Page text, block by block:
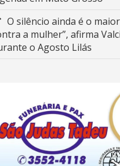
O silêncio ainda é o
a mulher”, afirma
o Agosto Lilás